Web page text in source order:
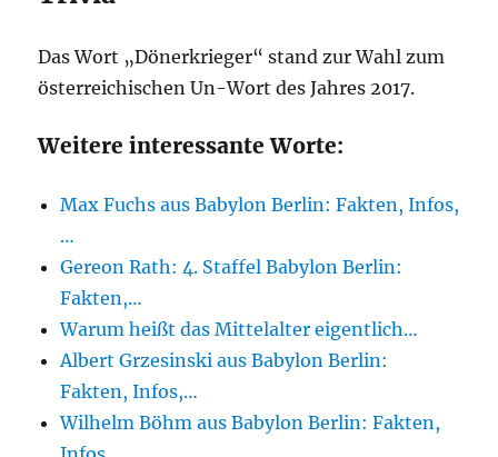
Das Wort „Dönerkrieger“ stand zur Wahl zum
österreichischen Un-Wort des Jahres 2017.
Weitere interessante Worte:
Max Fuchs aus Babylon Berlin: Fakten, Infos,
…
Gereon Rath: 4. Staffel Babylon Berlin:
Fakten,…
Warum heißt das Mittelalter eigentlich…
Albert Grzesinski aus Babylon Berlin:
Fakten, Infos,…
Wilhelm Böhm aus Babylon Berlin: Fakten,